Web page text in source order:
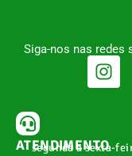
Siga-nos nas redes
ATENDIMENTO
segunda a sexta-